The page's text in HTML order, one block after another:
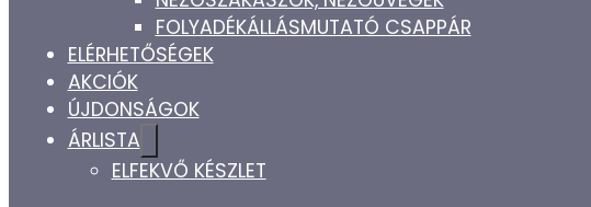
FOLYADÉKÁLLÁSMUTATÓ CSAPPÁR
ELÉRHETŐSÉGEK
AKCIÓK
ÚJDONSÁGOK
ÁRLISTA
ELFEKVŐ KÉSZLET